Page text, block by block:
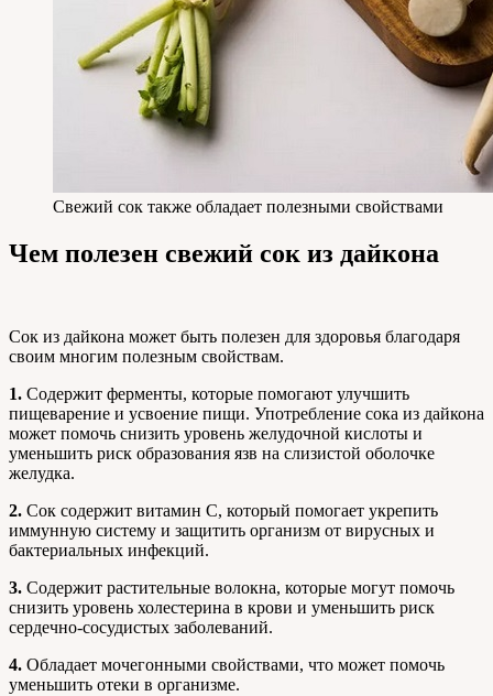
Свежий сок также обладает полезными свойствами
Чем полезен свежий сок из дайкона
Сок из дайкона может быть полезен для здоровья благодаря
своим многим полезным свойствам.
1. Содержит ферменты, которые помогают улучшить
пищеварение и усвоение пищи. Употребление сока из дайкона
может помочь снизить уровень желудочной кислоты и
уменьшить риск образования язв на слизистой оболочке
желудка.
2. Сок содержит витамин С, который помогает укрепить
иммунную систему и защитить организм от вирусных и
бактериальных инфекций.
3. Содержит растительные волокна, которые могут помочь
снизить уровень холестерина в крови и уменьшить риск
сердечно-сосудистых заболеваний.
4. Обладает мочегонными свойствами, что может помочь
уменьшить отеки в организме.